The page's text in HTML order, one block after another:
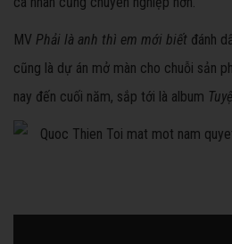
MV Phải là anh thì em mới biết đánh
cũng là dự án mở màn cho chuỗi sản
nay đến cuối năm, sắp tới là album